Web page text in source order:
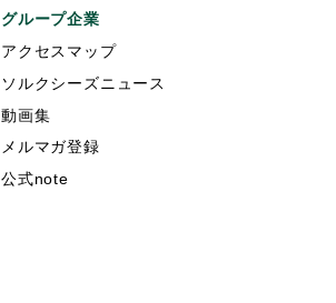
グループ企業
アクセスマップ
ソルクシーズニュース
動画集
メルマガ登録
公式note